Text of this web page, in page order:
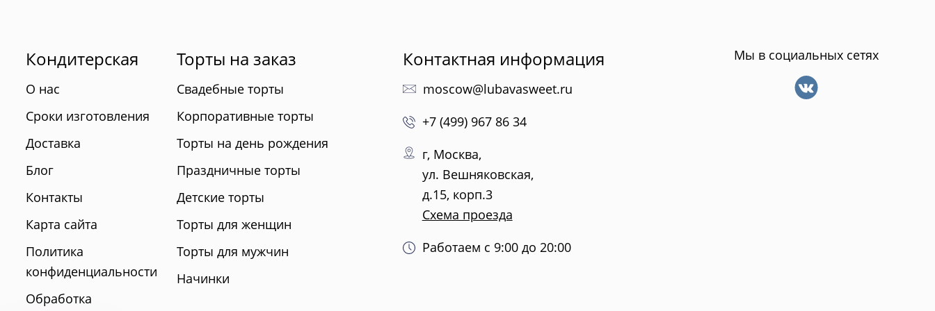
Узнать подробнее о начинке
Кондитерская
О нас
Сроки изготовления
Доставка
Блог
Контакты
Карта сайта
Политика
конфиденциальности
Обработка
Торты на заказ
Свадебные торты
Корпоративные торты
Торты на день рождения
Праздничные торты
Детские торты
Торты для женщин
Торты для мужчин
Начинки
Контактная информация
moscow@lubavasweet.ru
+7 (499) 967 86 34
г, Москва,
ул. Вешняковская,
д.15, корп.3
Схема проезда
Работаем с 9:00 до 20:00
Мы в социальных сетях